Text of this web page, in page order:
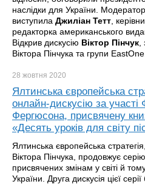
наслідки для України.
виступила Джиліан Тетт ,
редакторка американського
Відкрив дискусію Віктор Пінчук
Віктора Пінчука та групи EastOne.
28 жовтня 2020
Ялтинська європейська
онлайн-дискусію за участі
Фергюсона, присвячену
«Десять уроків для світу
Ялтинська європейська
Віктора Пінчука, продовжує
присвячених змінам у світі й
України. Друга дискусія цієї